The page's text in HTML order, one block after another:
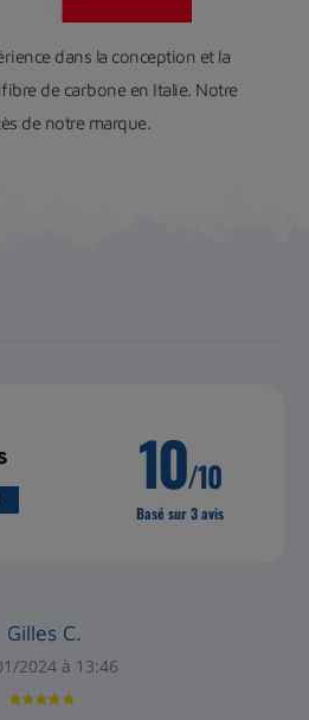
dans la conception et la
de carbone en Italie. Notre
de notre marque.
10/10
Basé sur 3 avis
Gilles C.
2024 à 13:46